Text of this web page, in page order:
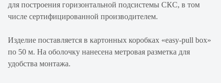
для построения горизонтальной подсистемы СКС, в том
числе сертифицированной производителем.
Изделие поставляется в картонных коробках «easy-pull box»
по 50 м. На оболочку нанесена метровая разметка для
удобства монтажа.